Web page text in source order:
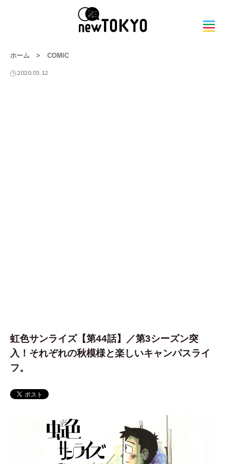
ホーム > COMIC
2020.05.12
虹色サンライズ【第44話】／第3シーズン突
入！それぞれの秋模様と楽しいキャンパスライ
フ。